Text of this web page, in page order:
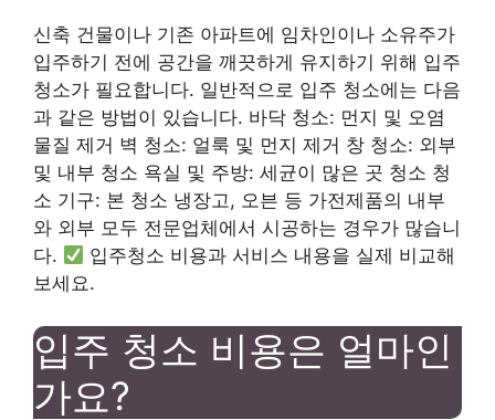
신축 건물이나 기존 아파트에 임차인이나 소유주가
입주하기 전에 공간을 깨끗하게 유지하기 위해 입주
청소가 필요합니다. 일반적으로 입주 청소에는 다음
과 같은 방법이 있습니다. 바닥 청소: 먼지 및 오염
물질 제거 벽 청소: 얼룩 및 먼지 제거 창 청소: 외부
및 내부 청소 욕실 및 주방: 세균이 많은 곳 청소 청
소 기구: 본 청소 냉장고, 오븐 등 가전제품의 내부
와 외부 모두 전문업체에서 시공하는 경우가 많습니
다.
입주청소 비용과 서비스 내용을 실제 비교해
보세요.
입주 청소 비용은 얼마인
가요?